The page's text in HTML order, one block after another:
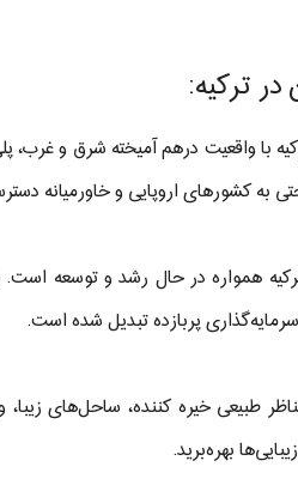
در ترکیه:
با واقعیت درهم آمیخته شرق و غرب،
به کشورهای اروپایی و خاورمیانه
همواره در حال رشد و توسعه است.
پربازده تبدیل شده است.
طبیعی خیره کننده، ساحل‌های
بهره‌برید.